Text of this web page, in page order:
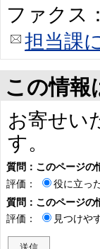
ファクス
担当課
この情報
お寄せい
す。
質問：このページの
評価：
役に立っ
質問：このページの
評価：
見つけや